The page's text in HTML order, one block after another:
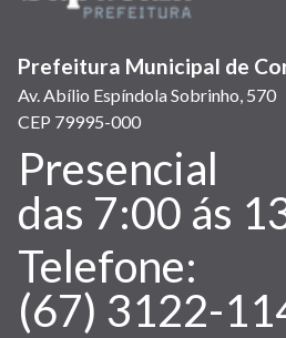
Prefeitura Municipal de
Av. Abílio Espíndola Sobrinho, 570
CEP 79995-000
Atendimento:
Presencial
das 7:00 ás
Telefone:
(67) 3122-